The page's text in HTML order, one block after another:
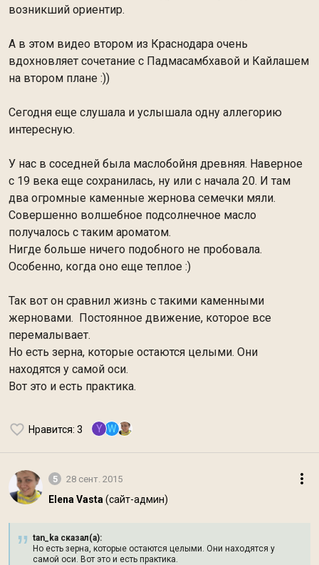
возникший ориентир.
А в этом видео втором из Краснодара очень
вдохновляет сочетание с Падмасамбхавой и Кайлашем
на втором плане :))
Сегодня еще слушала и услышала одну аллегорию
интересную.
У нас в соседней была маслобойня древняя. Наверное
с 19 века еще сохранилась, ну или с начала 20. И там
два огромные каменные жернова семечки мяли.
Совершенно волшебное подсолнечное масло
получалось с таким ароматом.
Нигде больше ничего подобного не пробовала.
Особенно, когда оно еще теплое :)
Так вот он сравнил жизнь с такими каменными
жерновами. Постоянное движение, которое все
перемалывает.
Но есть зерна, которые остаются целыми. Они
находятся у самой оси.
Вот это и есть практика.
Нравится: 3 Y W
5 28 сент. 2015
Elena Vasta (сайт-админ)
tan_ka сказал(а):
Но есть зерна, которые остаются целыми. Они находятся у
самой оси. Вот это и есть практика.